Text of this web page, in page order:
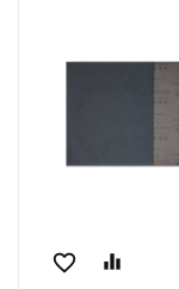
favorite_border equalizer